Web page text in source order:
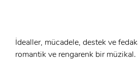
İdealler, mücadele, destek ve
romantik ve rengarenk bir müzikal.